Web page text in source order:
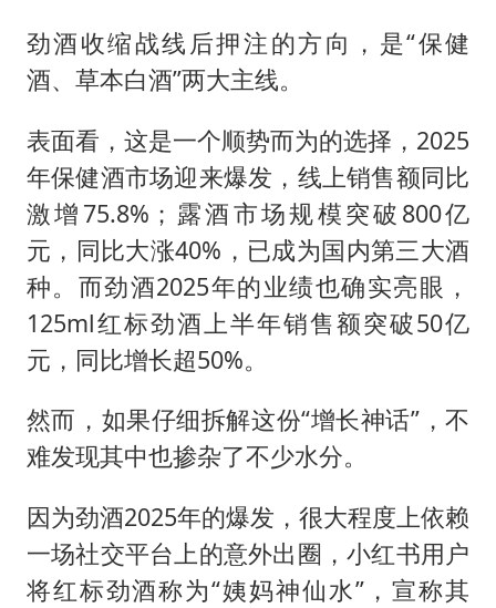
劲酒收缩战线后押注的方向，是“保健
酒、草本白酒”两大主线。
表面看，这是一个顺势而为的选择，2025
年保健酒市场迎来爆发，线上销售额同比
激增75.8%；露酒市场规模突破800亿
元，同比大涨40%，已成为国内第三大酒
种。而劲酒2025年的业绩也确实亮眼，
125ml红标劲酒上半年销售额突破50亿
元，同比增长超50%。
然而，如果仔细拆解这份“增长神话”，不
难发现其中也掺杂了不少水分。
因为劲酒2025年的爆发，很大程度上依赖
一场社交平台上的意外出圈，小红书用户
将红标劲酒称为“姨妈神仙水”，宣称其